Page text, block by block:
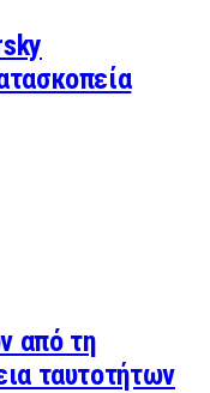
από τη
ταυτοτήτων